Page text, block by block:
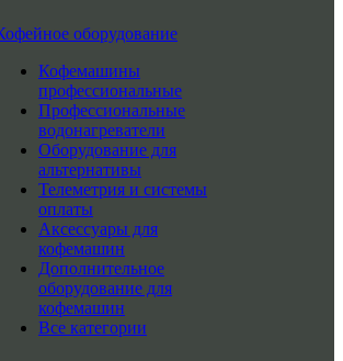
оборудование
Кофемашины
профессиональные
Профессиональные
водонагреватели
Оборудование для
альтернативы
Телеметрия и системы
оплаты
Аксессуары для
кофемашин
Дополнительное
оборудование для
кофемашин
Все категории